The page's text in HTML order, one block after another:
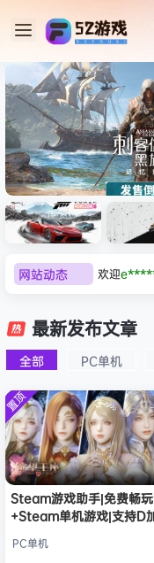
虚拟机版/
HYPERVISOR
版
速：地平
线
6（Forza
Horizon
6）免安装
中文版
心/
c
文版
网站动态 欢迎
欢迎 普洱
欢迎0**3
欢迎c***s
欢迎j***j
欢迎
l***g 签
w******g
欢迎
欢迎
最新发布文章
全部 PC单机
置顶
Steam游戏助手|免费畅
+Steam单机游戏|支持D
PC单机